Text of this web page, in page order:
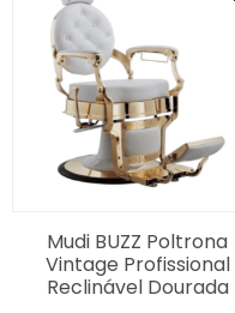
Mudi BUZZ Poltrona
Vintage Profissional
Reclinável Dourada